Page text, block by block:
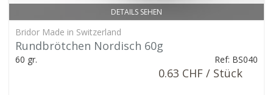
DETAILS SEHEN
Bridor Made in Switzerland
Rundbrötchen Nordisch 60g
60 gr. Ref: BS040
0.63 CHF / Stück